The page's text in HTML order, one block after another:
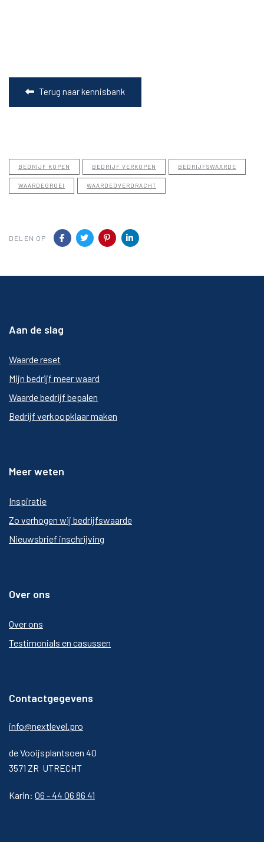
Terug naar kennisbank
BEDRIJF KOPEN BEDRIJF VERKOPEN BEDRIJFSWAARDE
WAARDEGROEI WAARDEOVERDRACHT
DELEN OP
Aan de slag
Waarde reset
Mijn bedrijf meer waard
Waarde bedrijf bepalen
Bedrijf verkoopklaar maken
Meer weten
Inspiratie
Zo verhogen wij bedrijfswaarde
Nieuwsbrief inschrijving
Over ons
Over ons
Testimonials en casussen
Contactgegevens
info@nextlevel.pro
de Vooijsplantsoen 40
3571 ZR UTRECHT
Karin: 06 - 44 06 86 41